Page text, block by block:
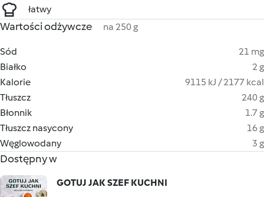
łatwy
Wartości odżywcze na 250 g
Sód
21 mg
Białko
2 g
Kalorie
9115 kJ / 2177 kcal
Tłuszcz
240 g
Błonnik
1.7 g
Tłuszcz nasycony
16 g
Węglowodany
3 g
Dostępny w
GOTUJ JAK SZEF KUCHNI